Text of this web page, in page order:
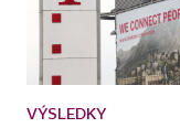
VÝSLEDKY